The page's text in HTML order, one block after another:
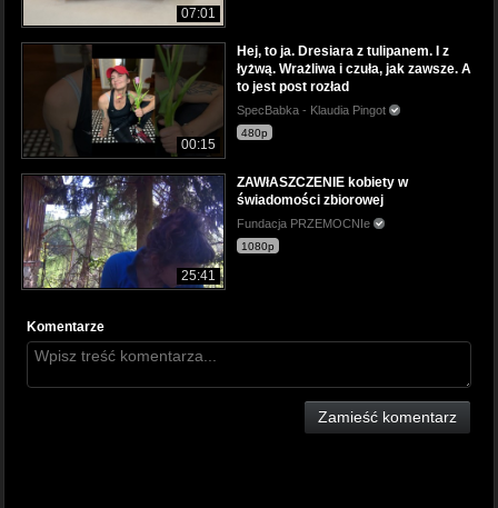
07:01
00:15
Hej, to ja. Dresiara z tulipanem. I z
łyżwą. Wrażliwa i czuła, jak zawsze. A
to jest post rozład
SpecBabka - Klaudia Pingot
480p
25:41
ZAWłASZCZENIE kobiety w
świadomości zbiorowej
Fundacja PRZEMOCNIe
1080p
Komentarze
Zamieść komentarz